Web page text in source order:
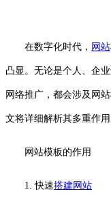
在数字化时代， 网站
凸显。无论是个人、企
网络推广，都会涉及网
文将详细解析其多重作用
网站模板的作用
1. 快速搭建网站